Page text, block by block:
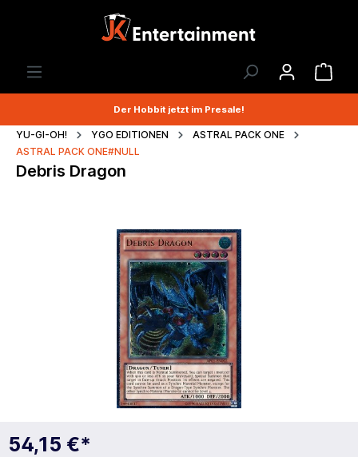
Der Hobbit jetzt im Presale!
YU-GI-OH! YGO EDITIONEN
ASTRAL PACK ONE
ASTRAL PACK ONE#NULL
Debris Dragon
54,15 €*